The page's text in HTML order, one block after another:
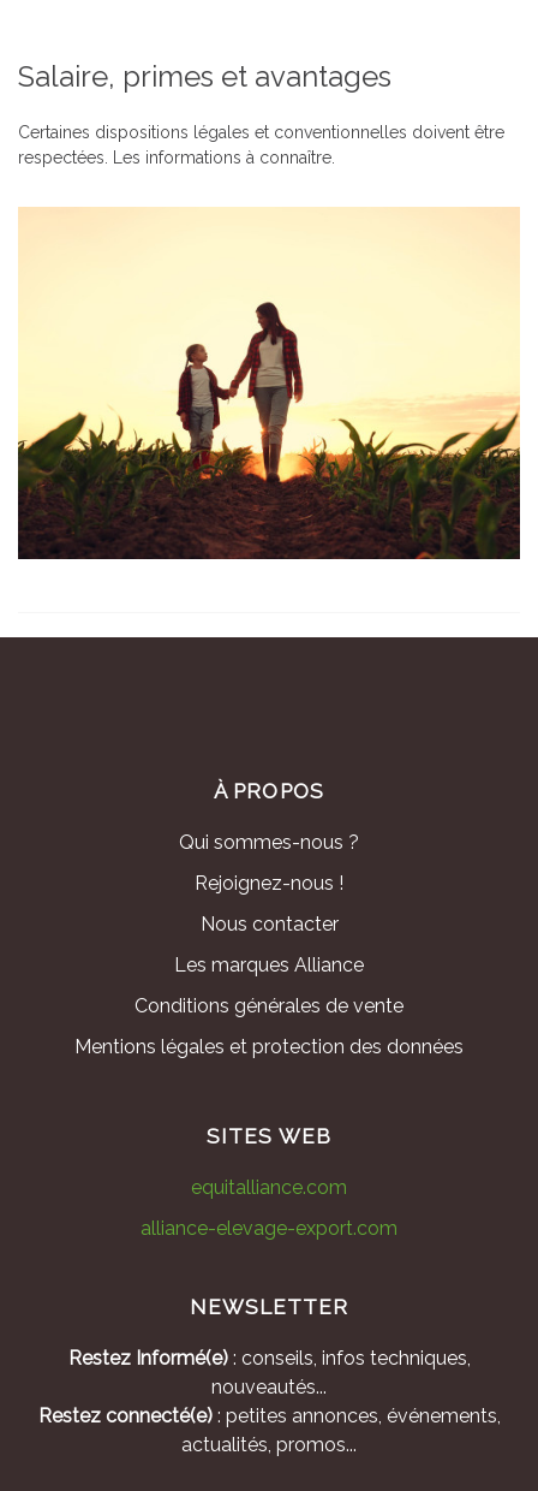
Salaire, primes et avantages
Certaines dispositions légales et conventionnelles doivent être
respectées.
Les informations à connaître.
À PROPOS
Qui sommes-nous ?
Rejoignez-nous !
Nous contacter
Les marques Alliance
Conditions générales de vente
Mentions légales et protection des données
SITES WEB
equitalliance.com
alliance-elevage-export.com
NEWSLETTER
Restez Informé(e): conseils, infos techniques,
nouveautés...
Restez connecté(e): petites annonces, événements,
actualités, promos...